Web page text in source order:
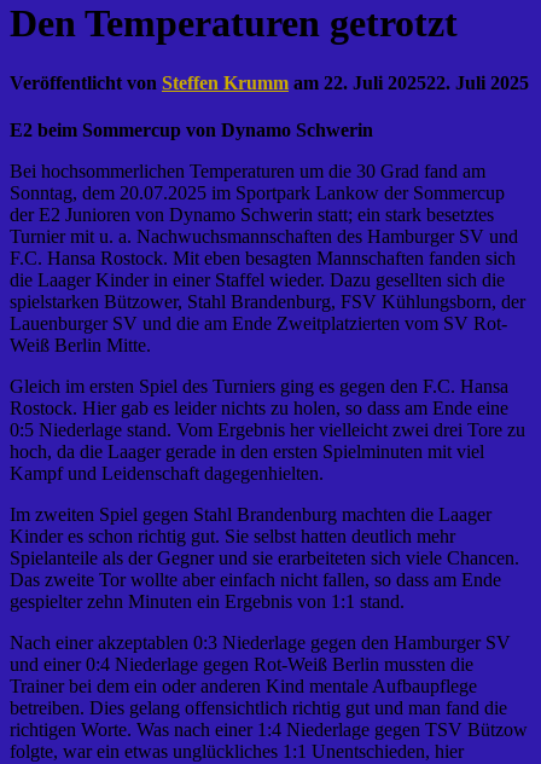
Den Temperaturen getrotzt
Veröffentlicht von Steffen Krumm am 22. Juli 202522. Juli 2025
E2 beim Sommercup von Dynamo Schwerin
Bei hochsommerlichen Temperaturen um die 30 Grad fand am
Sonntag, dem 20.07.2025 im Sportpark Lankow der Sommercup
der E2 Junioren von Dynamo Schwerin statt; ein stark besetztes
Turnier mit u. a. Nachwuchsmannschaften des Hamburger SV und
F.C. Hansa Rostock. Mit eben besagten Mannschaften fanden sich
die Laager Kinder in einer Staffel wieder. Dazu gesellten sich die
spielstarken Bützower, Stahl Brandenburg, FSV Kühlungsborn, der
Lauenburger SV und die am Ende Zweitplatzierten vom SV Rot-
Weiß Berlin Mitte.
Gleich im ersten Spiel des Turniers ging es gegen den F.C. Hansa
Rostock. Hier gab es leider nichts zu holen, so dass am Ende eine
0:5 Niederlage stand. Vom Ergebnis her vielleicht zwei drei Tore zu
hoch, da die Laager gerade in den ersten Spielminuten mit viel
Kampf und Leidenschaft dagegenhielten.
Im zweiten Spiel gegen Stahl Brandenburg machten die Laager
Kinder es schon richtig gut. Sie selbst hatten deutlich mehr
Spielanteile als der Gegner und sie erarbeiteten sich viele Chancen.
Das zweite Tor wollte aber einfach nicht fallen, so dass am Ende
gespielter zehn Minuten ein Ergebnis von 1:1 stand.
Nach einer akzeptablen 0:3 Niederlage gegen den Hamburger SV
und einer 0:4 Niederlage gegen Rot-Weiß Berlin mussten die
Trainer bei dem ein oder anderen Kind mentale Aufbaupflege
betreiben. Dies gelang offensichtlich richtig gut und man fand die
richtigen Worte. Was nach einer 1:4 Niederlage gegen TSV Bützow
folgte, war ein etwas unglückliches 1:1 Unentschieden, hier